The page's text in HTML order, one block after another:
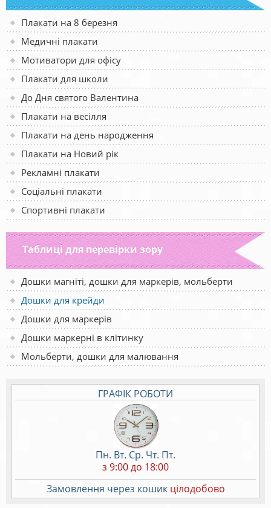
Плакати на 8 березня
Медичні плакати
Мотиватори для офісу
Плакати для школи
До Дня святого Валентина
Плакати на весілля
Плакати на день народження
Плакати на Новий рік
Рекламні плакати
Соціальні плакати
Спортивні плакати
Таблиці для перевірки зору
Дошки магніті, дошки для маркерів, мольберти
Дошки для крейди
Дошки для маркерів
Дошки маркерні в клітинку
Мольберти, дошки для малювання
ГРАФІК РОБОТИ
Пн. Вт. Ср. Чт. Пт.
з 9:00 до 18:00
Замовлення через кошик цілодобово